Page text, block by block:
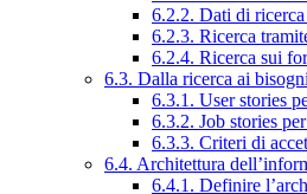
6.2.2. Dati di
6.2.3. Ricerca
6.2.4. Ricerca sui
6.3. Dalla ricerca ai
6.3.1. User stories
6.3.2. Job stories
6.3.3. Criteri di
6.4. Architettura
6.4.1. Definire